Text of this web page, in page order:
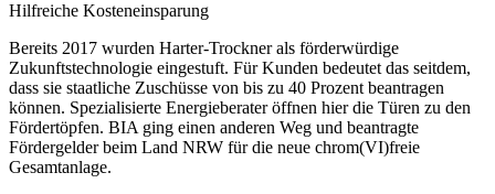
Hilfreiche Kosteneinsparung
Bereits 2017 wurden Harter-Trockner als förderwürdige
Zukunftstechnologie eingestuft. Für Kunden bedeutet das seitdem,
dass sie staatliche Zuschüsse von bis zu 40 Prozent beantragen
können. Spezialisierte Energieberater öffnen hier die Türen zu den
Fördertöpfen. BIA ging einen anderen Weg und beantragte
Fördergelder beim Land NRW für die neue chrom(VI)freie
Gesamtanlage.